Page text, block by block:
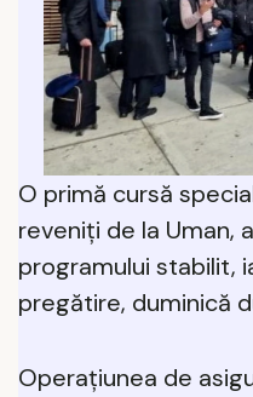
O primă cursă
reveniți de la Uman,
programului stabilit,
pregătire, duminică
Operațiunea de